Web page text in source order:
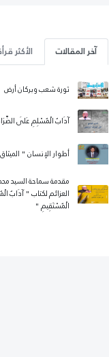
آخر المقالات الأكثر
ثورة شعب وبركان أرض
آدَابُ الْمُسْلِمِ عَلَى
أطوار الإنسان "
مقدمة سماحة السيد
العزائم لكتاب " آدَابُ
الْمُسْتَقِيمِ "